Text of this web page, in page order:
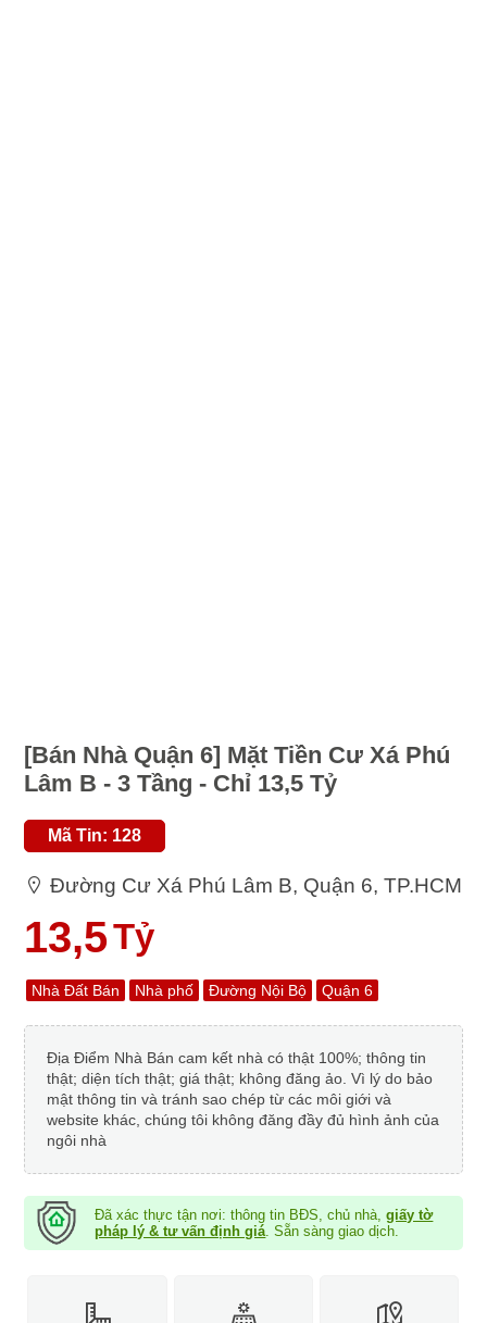
[Bán Nhà Quận 6] Mặt Tiền Cư Xá Phú
Lâm B - 3 Tầng - Chỉ 13,5 Tỷ
Mã Tin: 128
Đường Cư Xá Phú Lâm B, Quận 6, TP.HCM
13,5Tỷ
Nhà Đất Bán Nhà phố Đường Nội Bộ Quận 6
Địa Điểm Nhà Bán cam kết nhà có thật 100%; thông tin
thật; diện tích thật; giá thật; không đăng ảo. Vì lý do bảo
mật thông tin và tránh sao chép từ các môi giới và
website khác, chúng tôi không đăng đầy đủ hình ảnh của
ngôi nhà
Đã xác thực tận nơi: thông tin BĐS, chủ nhà,giấy tờ
pháp lý & tư vấn định giá. Sẵn sàng giao dịch.